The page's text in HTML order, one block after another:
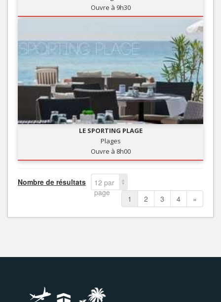
Ouvre à 9h30
LE SPORTING PLAGE
Plages
Ouvre à 8h00
Nombre de résultats
12 par
page
1 2 3 4 »